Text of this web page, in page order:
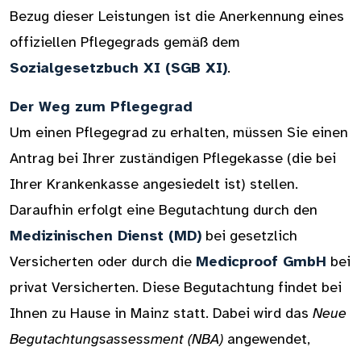
Bezug dieser Leistungen ist die Anerkennung eines
offiziellen Pflegegrads gemäß dem
Sozialgesetzbuch XI (SGB XI).
Der Weg zum Pflegegrad
Um einen Pflegegrad zu erhalten, müssen Sie einen
Antrag bei Ihrer zuständigen Pflegekasse (die bei
Ihrer Krankenkasse angesiedelt ist) stellen.
Daraufhin erfolgt eine Begutachtung durch den
Medizinischen Dienst (MD) bei gesetzlich
Versicherten oder durch die Medicproof GmbH bei
privat Versicherten. Diese Begutachtung findet bei
Ihnen zu Hause in Mainz statt. Dabei wird das Neue
Begutachtungsassessment (NBA) angewendet,